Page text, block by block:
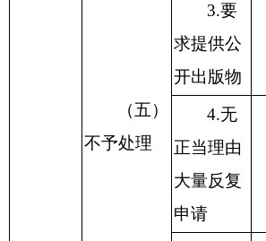
（五）
不予处理
3.要
求提供公
开出版物
4.无
正当理由
大量反复
申请